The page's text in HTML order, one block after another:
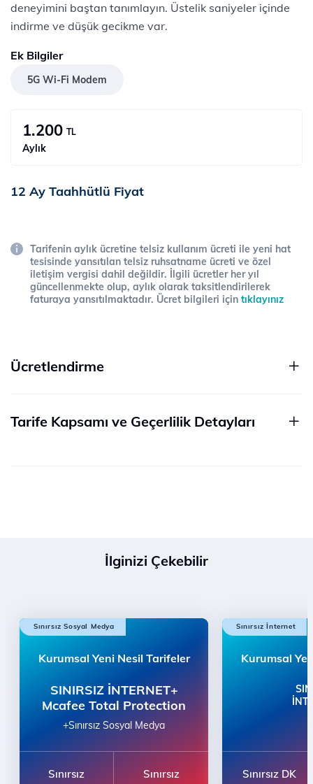
deneyimini baştan tanımlayın. Üstelik saniyeler içinde
indirme ve düşük gecikme var.
Ek Bilgiler
5G Wi-Fi Modem
1.200 TL
Aylık
12 Ay Taahhütlü Fiyat
Tarifenin aylık ücretine telsiz kullanım ücreti ile yeni hat
tesisinde yansıtılan telsiz ruhsatname ücreti ve özel
iletişim vergisi dahil değildir. İlgili ücretler her yıl
güncellenmekte olup, aylık olarak taksitlendirilerek
faturaya yansıtılmaktadır. Ücret bilgileri için tıklayınız
Ücretlendirme
Tarife Kapsamı ve Geçerlilik Detayları
İlginizi Çekebilir
Sınırsız Sosyal Medya
Kurumsal Yeni Nesil Tarifeler
SINIRSIZ İNTERNET+
Mcafee Total Protection
+Sınırsız Sosyal Medya
Sınırsız Sınırsız
Sınırsız İnternet
Kurumsal
Sınırsız DK